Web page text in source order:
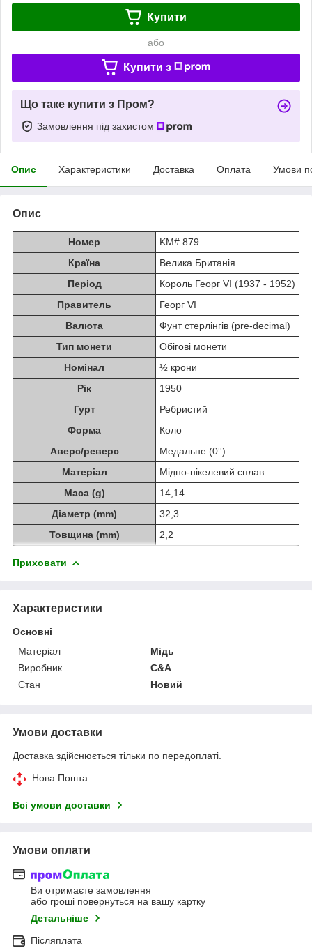
Купити
або
Купити з
Що таке купити з Пром?
Замовлення під захистом
Опис Характеристики Доставка Оплата Умови
Опис
Номер
KM# 879
Країна
Велика Британія
Період
Король Георг VI (1937 - 1952)
Правитель
Георг VI
Валюта
Фунт стерлінгів (pre-decimal)
Тип монети
Обігові монети
Номінал
½ крони
Рік
1950
Гурт
Ребристий
Форма
Коло
Аверс/реверс
Медальне (0°)
Матеріал
Мідно-нікелевий сплав
Маса (g)
14,14
Діаметр (mm)
32,3
Товщина (mm)
2,2
Приховати
Характеристики
Основні
Матеріал
Мідь
Виробник
C&A
Стан
Новий
Умови доставки
Доставка здійснюється тільки по передоплаті.
Нова Пошта
Всі умови доставки
Умови оплати
Ви отримаєте замовлення
або гроші повернуться на вашу картку
Детальніше
Післяплата